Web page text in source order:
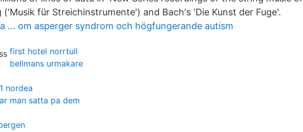
('Musik für Streichinstrumente') and Bach's 'Die Kunst der Fuge'.
... om asperger syndrom och högfungerande autism
first hotel norrtull
bellmans urmakare
nordea
man satta pa dem